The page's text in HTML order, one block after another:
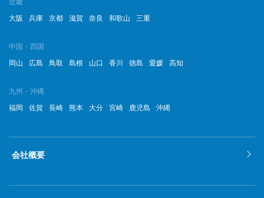
近畿
大阪
兵庫 京都 滋賀 奈良 和歌山 三重
中国・四国
岡山
広島 鳥取 島根 山口 香川 徳島 愛媛 高知
九州・沖縄
福岡
佐賀 長崎 熊本 大分 宮崎 鹿児島 沖縄
会社概要